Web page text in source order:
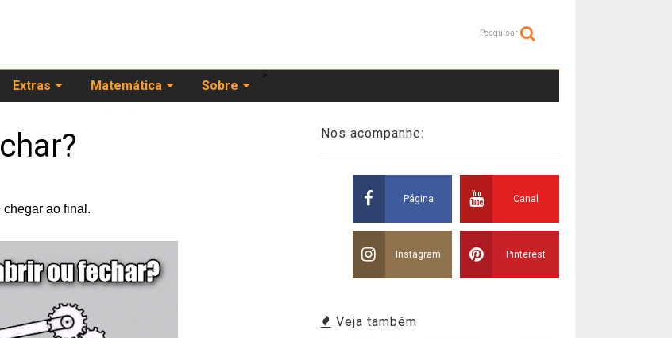
Pesquisar
Extras
>
Matemática Sobre
ao final.
Nos acompanhe:
Página Canal
Instagram Pinterest
Veja também